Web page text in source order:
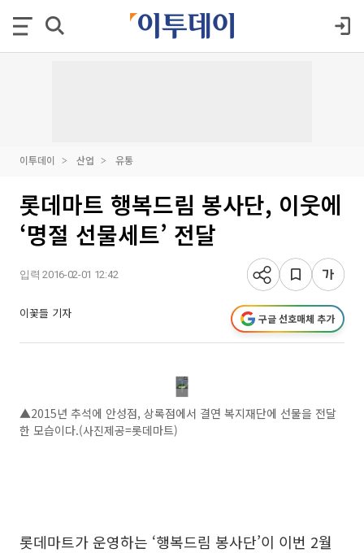
이투데이 산업 유통
롯데마트 행복드림 봉사단, 이웃에
‘명절 선물세트’ 전달
입력 2016-02-01 12:42
이꽃들 기자 구글 선호매체 추가
▲2015년 추석에 안성점, 상록점에서 결연 복지재단에 선물을 전달
한 모습이다.(사진제공=롯데마트)
롯데마트가 운영하는 ‘행복드림 봉사단’이 이번 2월